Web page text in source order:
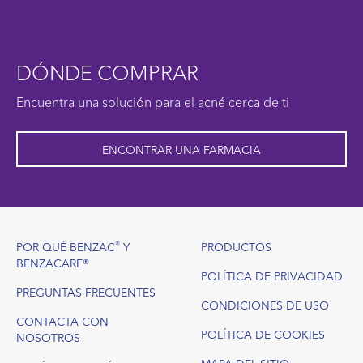
DÓNDE COMPRAR
Encuentra una solución para el acné cerca de ti
ENCONTRAR UNA FARMACIA
Footer
POR QUÉ BENZAC® Y
BENZACARE®
PREGUNTAS FRECUENTES
CONTACTA CON
NOSOTROS
PRODUCTOS
POLÍTICA DE PRIVACIDAD
CONDICIONES DE USO
POLÍTICA DE COOKIES